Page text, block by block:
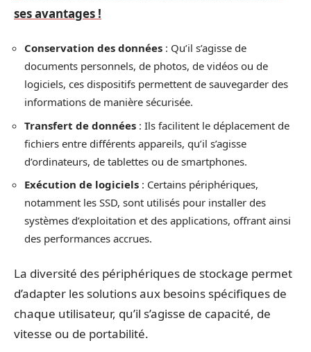
ses avantages !
Conservation des données : Qu’il s’agisse de
documents personnels, de photos, de vidéos ou de
logiciels, ces dispositifs permettent de sauvegarder des
informations de manière sécurisée.
Transfert de données : Ils facilitent le déplacement de
fichiers entre différents appareils, qu’il s’agisse
d’ordinateurs, de tablettes ou de smartphones.
Exécution de logiciels : Certains périphériques,
notamment les SSD, sont utilisés pour installer des
systèmes d’exploitation et des applications, offrant ainsi
des performances accrues.
La diversité des périphériques de stockage permet
d’adapter les solutions aux besoins spécifiques de
chaque utilisateur, qu’il s’agisse de capacité, de
vitesse ou de portabilité.